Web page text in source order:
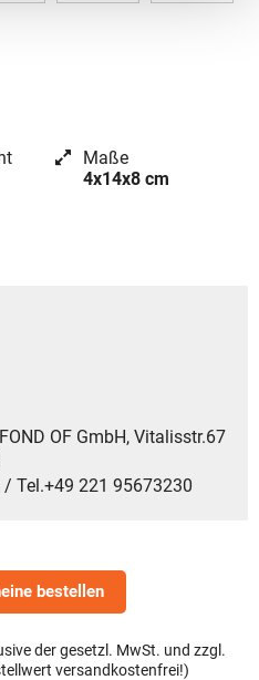
Maße
4x14x8 cm
OF GmbH, Vitalisstr.67
Tel.+49 221 95673230
bestellen
der gesetzl. MwSt. und zzgl.
versandkostenfrei!)